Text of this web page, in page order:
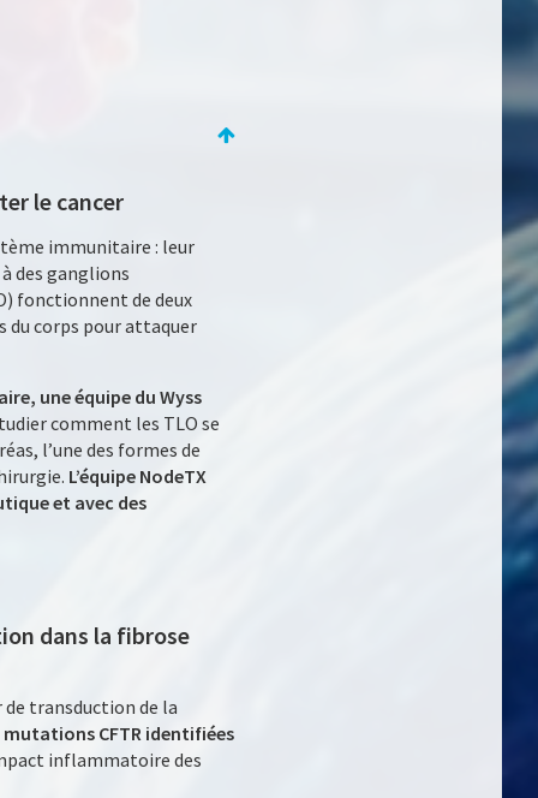
le cancer
immunitaire : leur
des ganglions
fonctionnent de deux
du corps pour attaquer
une équipe du Wyss
comment les TLO se
l’une des formes de
L’équipe NodeTX
et avec des
dans la fibrose
transduction de la
mutations CFTR identifiées
inflammatoire des